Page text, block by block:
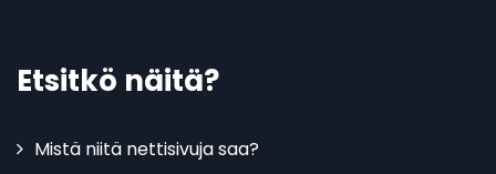
Etsitkö näitä?
Mistä niitä nettisivuja saa?